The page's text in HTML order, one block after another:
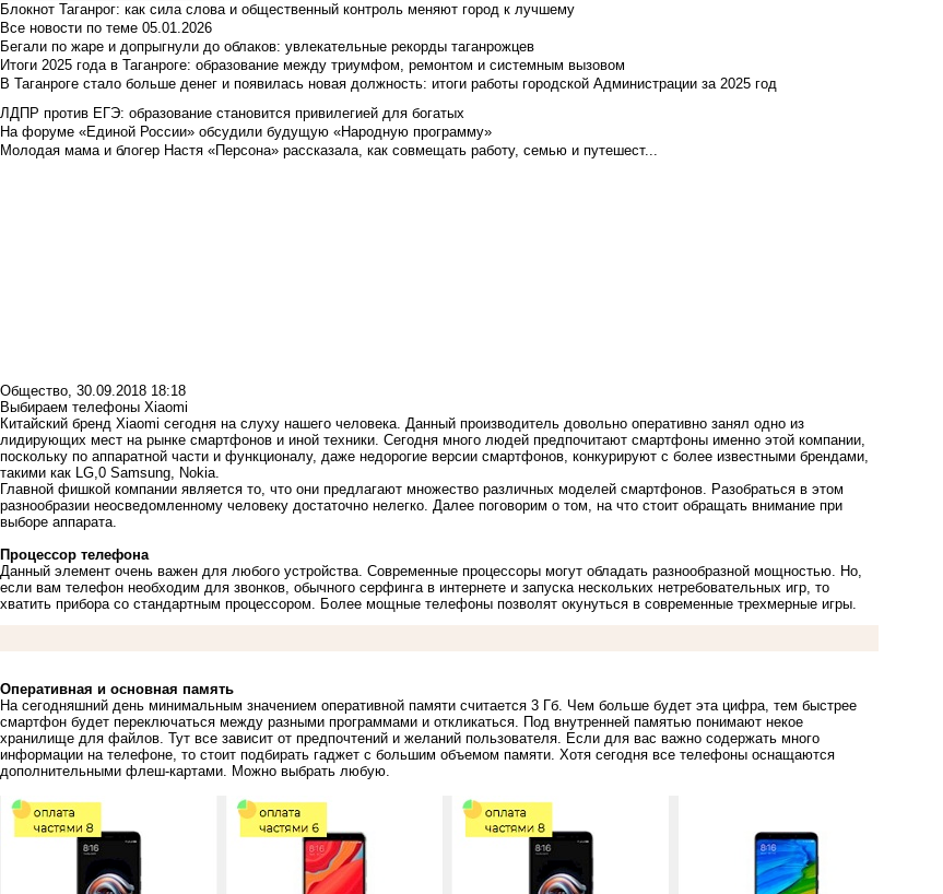
Блокнот Таганрог: как сила слова и общественный контроль меняют город к лучшему
Все новости по теме 05.01.2026
Бегали по жаре и допрыгнули до облаков: увлекательные рекорды таганрожцев
Итоги 2025 года в Таганроге: образование между триумфом, ремонтом и системным вызовом
В Таганроге стало больше денег и появилась новая должность: итоги работы городской Администрации за 2025 год
ЛДПР против ЕГЭ: образование становится привилегией для богатых
На форуме «Единой России» обсудили будущую «Народную программу»
Молодая мама и блогер Настя «Персона» рассказала, как совмещать работу, семью и путешест...
Общество, 30.09.2018 18:18
Выбираем телефоны Xiaomi
Китайский бренд Xiaomi сегодня на слуху нашего человека. Данный производитель довольно оперативно занял одно из
лидирующих мест на рынке смартфонов и иной техники. Сегодня много людей предпочитают смартфоны именно этой компании,
поскольку по аппаратной части и функционалу, даже недорогие версии смартфонов, конкурируют с более известными брендами,
такими как LG,0 Samsung, Nokia.
Главной фишкой компании является то, что они предлагают множество различных моделей смартфонов. Разобраться в этом
разнообразии неосведомленному человеку достаточно нелегко. Далее поговорим о том, на что стоит обращать внимание при
выборе аппарата.
Процессор телефона
Данный элемент очень важен для любого устройства. Современные процессоры могут обладать разнообразной мощностью. Но,
если вам телефон необходим для звонков, обычного серфинга в интернете и запуска нескольких нетребовательных игр, то
хватить прибора со стандартным процессором. Более мощные телефоны позволят окунуться в современные трехмерные игры.
Оперативная и основная память
На сегодняшний день минимальным значением оперативной памяти считается 3 Гб. Чем больше будет эта цифра, тем быстрее
смартфон будет переключаться между разными программами и откликаться. Под внутренней памятью понимают некое
хранилище для файлов. Тут все зависит от предпочтений и желаний пользователя. Если для вас важно содержать много
информации на телефоне, то стоит подбирать гаджет с большим объемом памяти. Хотя сегодня все телефоны оснащаются
дополнительными флеш-картами. Можно выбрать любую.